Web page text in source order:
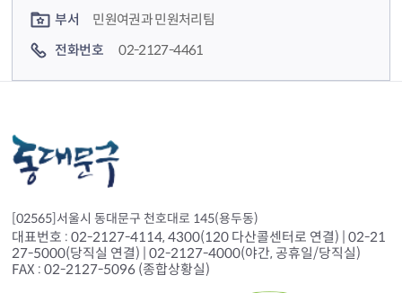
부서
민원여권과 민원처리팀
전화번호
02-2127-4461
[02565]서울시 동대문구 천호대로 145(용두동)
대표번호 : 02-2127-4114, 4300(120 다산콜센터로 연결) | 02-21
27-5000(당직실 연결) | 02-2127-4000(야간, 공휴일/당직실)
FAX : 02-2127-5096 (종합상황실)